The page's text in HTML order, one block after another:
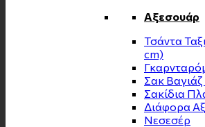
Αξεσουάρ
Τσάντα
cm)
Σακ Βαγιάζ
Σακίδια
Διάφορα
Νεσεσέρ